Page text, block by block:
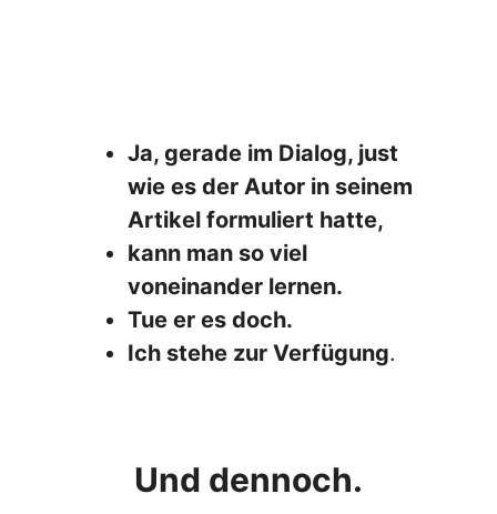
Ja, gerade im Dialog, just
wie es der Autor in seinem
Artikel formuliert hatte,
kann man so viel
voneinander lernen.
Tue er es doch.
Ich stehe zur Verfügung.
Und dennoch.